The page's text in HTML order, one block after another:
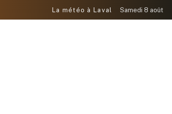
La météo à Laval Samedi 8 août